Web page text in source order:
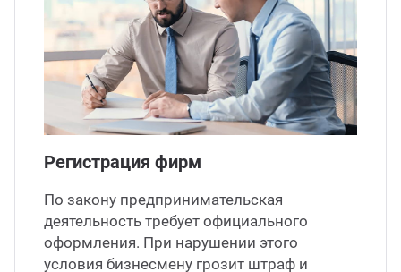
Регистрация фирм
По закону предпринимательская
деятельность требует официального
оформления. При нарушении этого
условия бизнесмену грозит штраф и